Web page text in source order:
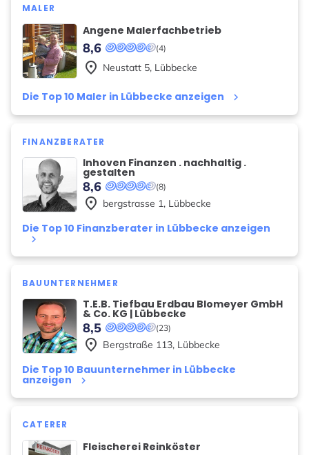
MALER
Angene Malerfachbetrieb
(4)
8,6
Die Top 10 Maler in Lübbecke anzeigen keyboard_arrow_right
place Neustatt 5, Lübbecke
FINANZBERATER
Inhoven Finanzen . nachhaltig .
gestalten
(8)
8,6
Die Top 10 Finanzberater in Lübbecke anzeigen
keyboard_arrow_right
place bergstrasse 1, Lübbecke
BAUUNTERNEHMER
T.E.B. Tiefbau Erdbau Blomeyer GmbH
& Co. KG | Lübbecke
(23)
8,5
Die Top 10 Bauunternehmer in Lübbecke
anzeigen keyboard_arrow_right
place Bergstraße 113, Lübbecke
CATERER
Fleischerei Reinköster